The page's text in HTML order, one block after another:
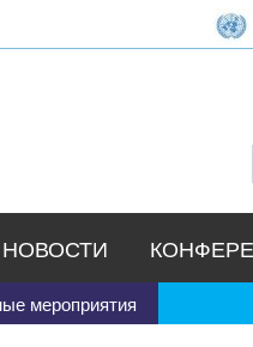
мероприятия
НОВОСТИ